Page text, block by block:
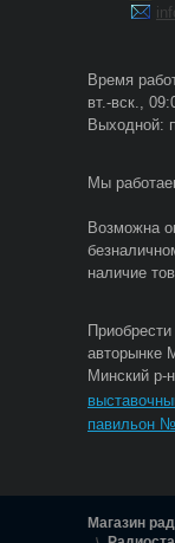
Время
вт.-вск.,
Выходной:
Мы
Возможна
наличие
авторынке
Минский р-
павильон
Магазин